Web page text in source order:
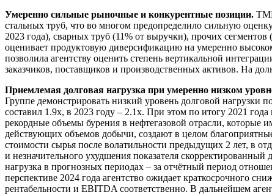
Умеренно сильные рыночные и конкурентные позиции.
стальных труб, что во многом предопределило сильную
2023 года), сварных труб (11% от выручки), прочих
оценивает продуктовую диверсификацию на умеренно
позволила агентству оценить степень вертикальной
заказчиков, поставщиков и производственных активов. На
Приемлемая долговая нагрузка при умеренно низком
Группе демонстрировать низкий уровень долговой нагрузки
составил 1.9х, в 2023 году – 2.1х. При этом по итогу 2021
рекордные объемы бурения в нефтегазовой отрасли, которые
действующих объемов добычи, создают в целом
стоимости сырья после волатильности предыдущих 2 лет, в
и незначительного ухудшения показателя
нагрузка в прогнозных периодах – за отчётный период
перспективе 2024 года агентство ожидает краткосрочного
рентабельности и EBITDA соответственно. В дальнейшем